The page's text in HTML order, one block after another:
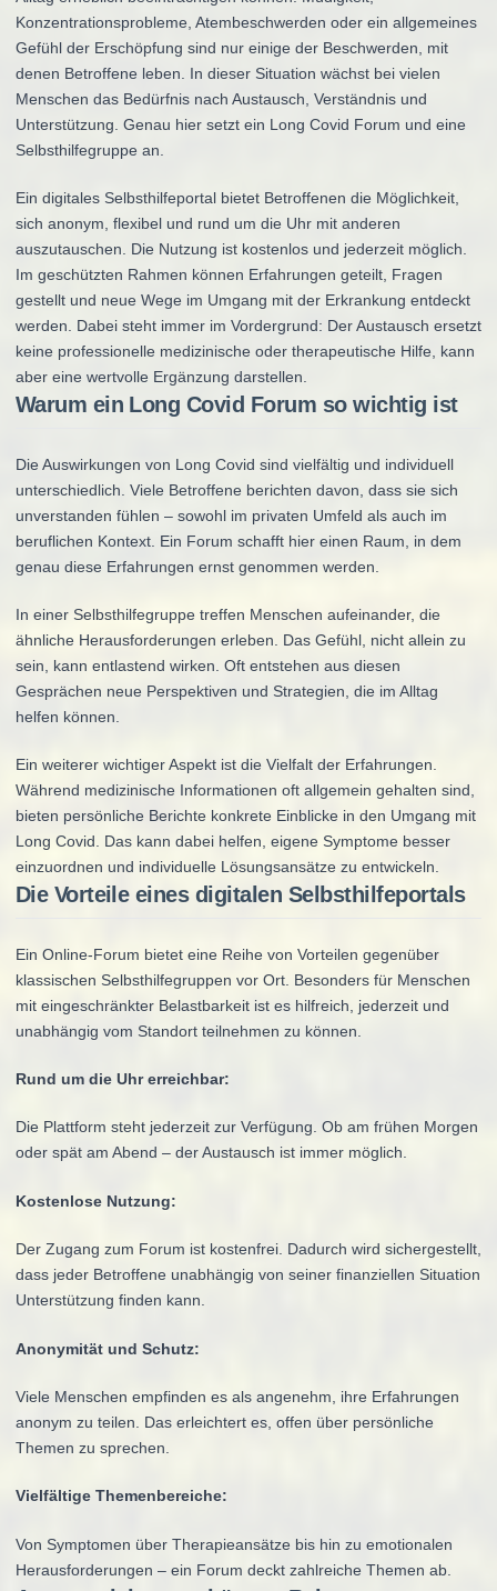
Konzentrationsprobleme, Atembeschwerden oder ein allgemeines
Gefühl der Erschöpfung sind nur einige der Beschwerden, mit
denen Betroffene leben. In dieser Situation wächst bei vielen
Menschen das Bedürfnis nach Austausch, Verständnis und
Unterstützung. Genau hier setzt ein Long Covid Forum und eine
Selbsthilfegruppe an.
Ein digitales Selbsthilfeportal bietet Betroffenen die Möglichkeit,
sich anonym, flexibel und rund um die Uhr mit anderen
auszutauschen. Die Nutzung ist kostenlos und jederzeit möglich.
Im geschützten Rahmen können Erfahrungen geteilt, Fragen
gestellt und neue Wege im Umgang mit der Erkrankung entdeckt
werden. Dabei steht immer im Vordergrund: Der Austausch ersetzt
keine professionelle medizinische oder therapeutische Hilfe, kann
aber eine wertvolle Ergänzung darstellen.
Warum ein Long Covid Forum so wichtig ist
Die Auswirkungen von Long Covid sind vielfältig und individuell
unterschiedlich. Viele Betroffene berichten davon, dass sie sich
unverstanden fühlen – sowohl im privaten Umfeld als auch im
beruflichen Kontext. Ein Forum schafft hier einen Raum, in dem
genau diese Erfahrungen ernst genommen werden.
In einer Selbsthilfegruppe treffen Menschen aufeinander, die
ähnliche Herausforderungen erleben. Das Gefühl, nicht allein zu
sein, kann entlastend wirken. Oft entstehen aus diesen
Gesprächen neue Perspektiven und Strategien, die im Alltag
helfen können.
Ein weiterer wichtiger Aspekt ist die Vielfalt der Erfahrungen.
Während medizinische Informationen oft allgemein gehalten sind,
bieten persönliche Berichte konkrete Einblicke in den Umgang mit
Long Covid. Das kann dabei helfen, eigene Symptome besser
einzuordnen und individuelle Lösungsansätze zu entwickeln.
Die Vorteile eines digitalen Selbsthilfeportals
Ein Online-Forum bietet eine Reihe von Vorteilen gegenüber
klassischen Selbsthilfegruppen vor Ort. Besonders für Menschen
mit eingeschränkter Belastbarkeit ist es hilfreich, jederzeit und
unabhängig vom Standort teilnehmen zu können.
Rund um die Uhr erreichbar:
Die Plattform steht jederzeit zur Verfügung. Ob am frühen Morgen
oder spät am Abend – der Austausch ist immer möglich.
Kostenlose Nutzung:
Der Zugang zum Forum ist kostenfrei. Dadurch wird sichergestellt,
dass jeder Betroffene unabhängig von seiner finanziellen Situation
Unterstützung finden kann.
Anonymität und Schutz:
Viele Menschen empfinden es als angenehm, ihre Erfahrungen
anonym zu teilen. Das erleichtert es, offen über persönliche
Themen zu sprechen.
Vielfältige Themenbereiche:
Von Symptomen über Therapieansätze bis hin zu emotionalen
Herausforderungen – ein Forum deckt zahlreiche Themen ab.